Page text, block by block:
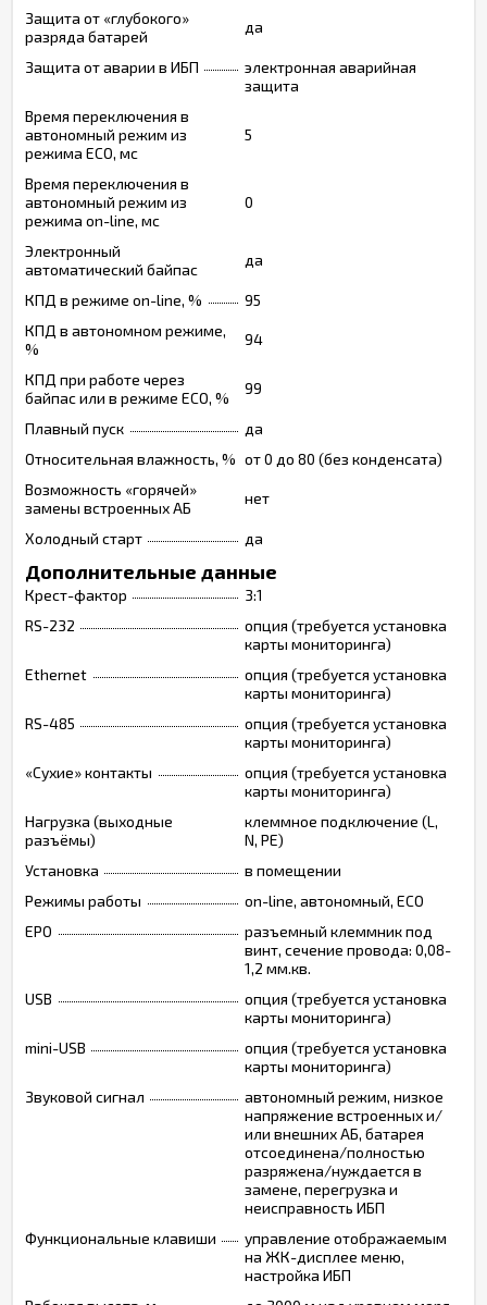
Защита от «глубокого»
разряда батарей
да
Защита от аварии в ИБП
электронная аварийная
защита
Время переключения в
автономный режим из
режима ECO, мс
5
Время переключения в
автономный режим из
режима on-line, мс
0
Электронный
автоматический байпас
да
КПД в режиме on-line, %
95
КПД в автономном режиме,
%
94
КПД при работе через
байпас или в режиме ECO, %
99
Плавный пуск
да
Относительная влажность, % от 0 до 80 (без конденсата)
Возможность «горячей»
замены встроенных АБ
нет
Холодный старт да
Дополнительные данные
Крест-фактор
3:1
RS-232
опция (требуется установка
карты мониторинга)
Ethernet
опция (требуется установка
карты мониторинга)
RS-485
опция (требуется установка
карты мониторинга)
«Сухие» контакты
опция (требуется установка
карты мониторинга)
Нагрузка (выходные
разъёмы)
клеммное подключение (L,
N, PE)
Установка
в помещении
Режимы работы
on-line, автономный, ECO
EPO
разъемный клеммник под
винт, сечение провода: 0,08-
1,2 мм.кв.
USB
опция (требуется установка
карты мониторинга)
mini-USB
опция (требуется установка
карты мониторинга)
Звуковой сигнал
автономный режим, низкое
напряжение встроенных и/
или внешних АБ, батарея
отсоединена/полностью
разряжена/нуждается в
замене, перегрузка и
неисправность ИБП
Функциональные клавиши
управление отображаемым
на ЖК-дисплее меню,
настройка ИБП